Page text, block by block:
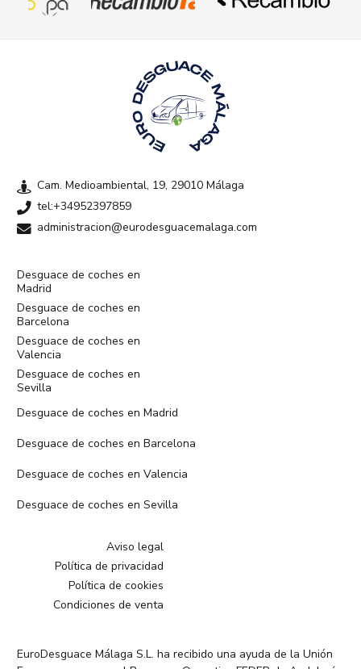
Cam. Medioambiental, 19, 29010 Málaga
tel:+34952397859
administracion@eurodesguacemalaga.com
Desguace de coches en
Madrid
Desguace de coches en
Barcelona
Desguace de coches en
Valencia
Desguace de coches en
Sevilla
Desguace de coches en Madrid
Desguace de coches en Barcelona
Desguace de coches en Valencia
Desguace de coches en Sevilla
Aviso legal
Política de privacidad
Política de cookies
Condiciones de venta
EuroDesguace Málaga S.L. ha recibido una ayuda de la Unión